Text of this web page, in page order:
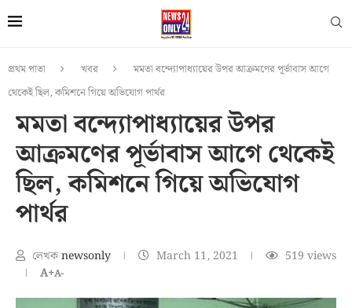
প্রথম পাতা খবর
মমতা বন্দ্যোপাধ্যায়ের উপর আক্রমণের পূর্ভাবাস আগে
থেকেই ছিল, কমিশনে গিয়ে অভিযোগ পার্থর
মমতা বন্দ্যোপাধ্যায়ের উপর
আক্রমণের পূর্ভাবাস আগে থেকেই
ছিল, কমিশনে গিয়ে অভিযোগ
পার্থর
লেখকnewsonly March 11, 2021 519 views
A+A-